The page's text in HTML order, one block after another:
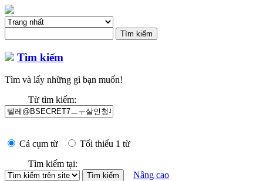
Tìm kiếm
Tìm và lấy những gì bạn muốn!
Từ tìm kiếm:
Cả cụm từ
Tối thiểu 1 từ
Tìm kiếm tại:
Nâng cao